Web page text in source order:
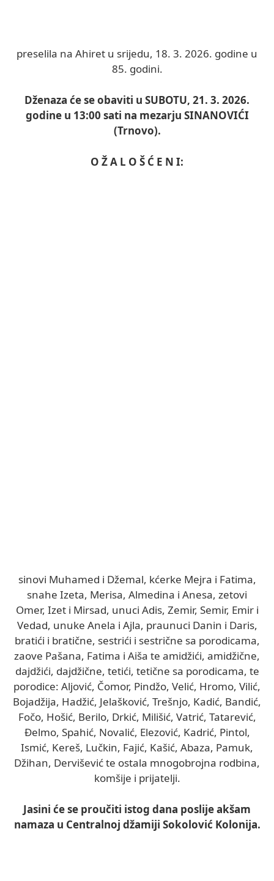
preselila na Ahiret u srijedu, 18. 3. 2026. godine u
85. godini.
Dženaza će se obaviti u SUBOTU, 21. 3. 2026.
godine u 13:00 sati na mezarju SINANOVIĆI
(Trnovo).
O Ž A L O Š Ć E N I:
sinovi Muhamed i Džemal, kćerke Mejra i Fatima,
snahe Izeta, Merisa, Almedina i Anesa, zetovi
Omer, Izet i Mirsad, unuci Adis, Zemir, Semir, Emir i
Vedad, unuke Anela i Ajla, praunuci Danin i Daris,
bratići i bratične, sestrići i sestrične sa porodicama,
zaove Pašana, Fatima i Aiša te amidžići, amidžične,
dajdžići, dajdžične, tetići, tetične sa porodicama, te
porodice: Aljović, Čomor, Pindžo, Velić, Hromo, Vilić,
Bojadžija, Hadžić, Jelašković, Trešnjo, Kadić, Bandić,
Fočo, Hošić, Berilo, Drkić, Milišić, Vatrić, Tatarević,
Đelmo, Spahić, Novalić, Elezović, Kadrić, Pintol,
Ismić, Kereš, Lučkin, Fajić, Kašić, Abaza, Pamuk,
Džihan, Dervišević te ostala mnogobrojna rodbina,
komšije i prijatelji.
Jasini će se proučiti istog dana poslije akšam
namaza u Centralnoj džamiji Sokolović Kolonija.